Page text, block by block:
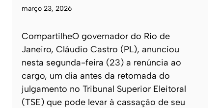
março 23, 2026
CompartilheO governador do Rio de
Janeiro, Cláudio Castro (PL), anunciou
nesta segunda-feira (23) a renúncia ao
cargo, um dia antes da retomada do
julgamento no Tribunal Superior Eleitoral
(TSE) que pode levar à cassação de seu